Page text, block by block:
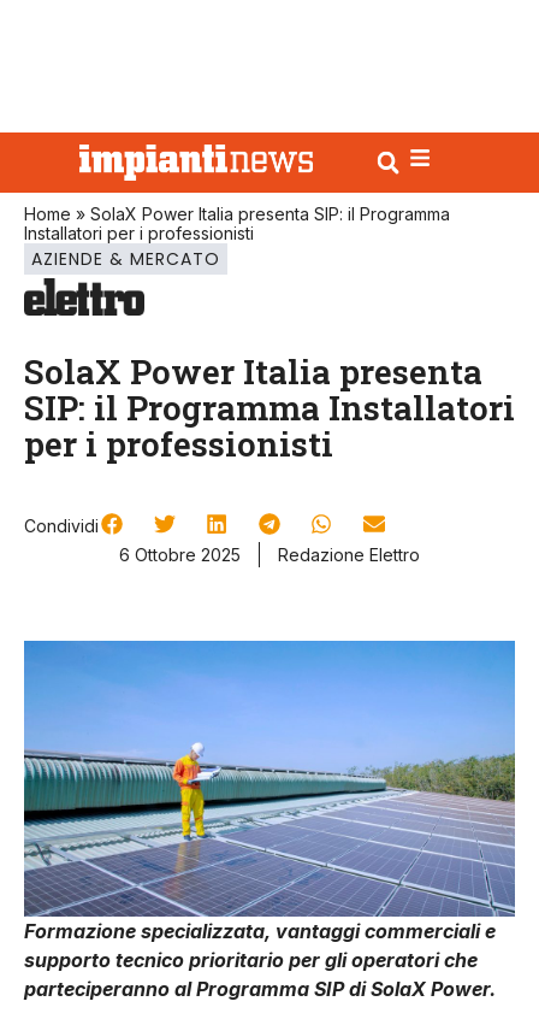
Home » SolaX Power Italia presenta SIP: il Programma
Installatori per i professionisti
AZIENDE & MERCATO
SolaX Power Italia presenta
SIP: il Programma Installatori
per i professionisti
Condividi
6 Ottobre 2025
Redazione Elettro
Formazione specializzata, vantaggi commerciali e
supporto tecnico prioritario per gli operatori che
parteciperanno al Programma SIP di SolaX Power.